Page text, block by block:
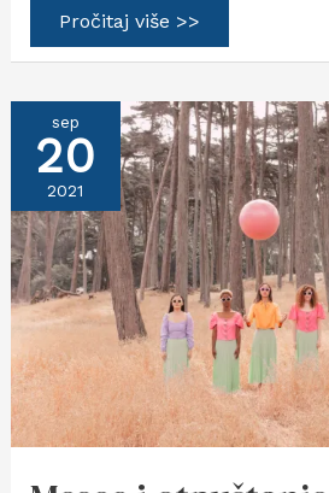
Ovan
na
čelu
Pročitaj više >>
sep
20
2021